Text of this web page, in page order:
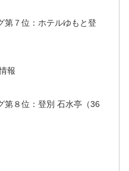
第７位：ホテルゆもと登
報
第８位：登別 石水亭（36